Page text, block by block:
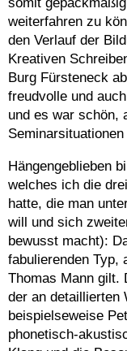
weiterfahren zu
den Verlauf der
Kreativen
Burg Fürsteneck
freudvolle und
und es war schön,
Hängengeblieben
welches ich die
hatte, die man
will und sich
bewusst macht):
fabulierenden Typ,
Thomas Mann gilt.
der an detaillierten
beispielseweise
phonetisch-